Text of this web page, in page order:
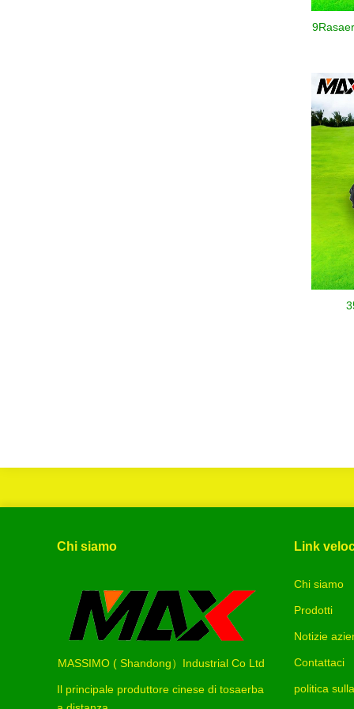
Chi siamo
MASSIMO ( Shandong）Industrial Co Ltd
Il principale produttore cinese di tosaerba
Link
Chi siamo
Prodotti
Notizie
Contattaci
politica